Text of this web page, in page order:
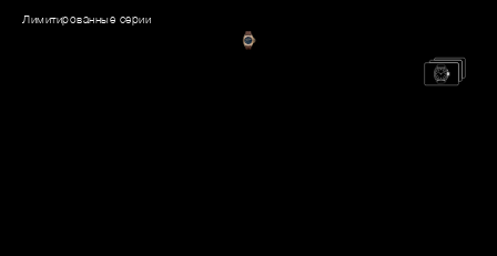
Лимитированные серии